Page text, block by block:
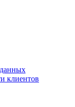
клиентов